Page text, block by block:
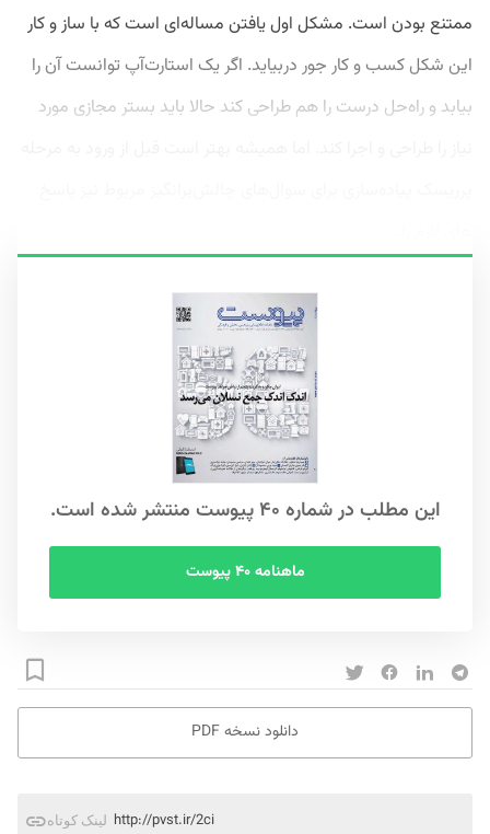
ممتنع بودن است. مشکل اول یافتن مساله‌ای است که با ساز و کار
این شکل کسب و کار جور دربیاید. اگر یک استارت‌آپ توانست آن را
بیابد و راه‌حل درست را هم طراحی کند حالا باید بستر مجازی مورد
این مطلب در شماره ۴۰ پیوست منتشر شده است.
ماهنامه ۴۰ پیوست
دانلود نسخه PDF
لینک کوتاه http://pvst.ir/2ci